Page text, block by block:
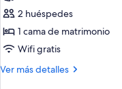
Habitación
clásica
doble,
balcón,
vistas
2 huéspedes
1 cama de matrimonio
Wifi gratis
Ver más detalles
Más